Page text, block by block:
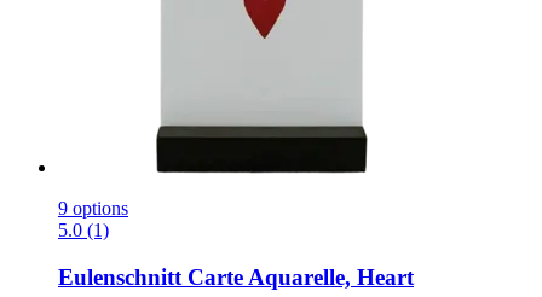
9 options
5.0 (1)
Eulenschnitt Carte Aquarelle, Heart